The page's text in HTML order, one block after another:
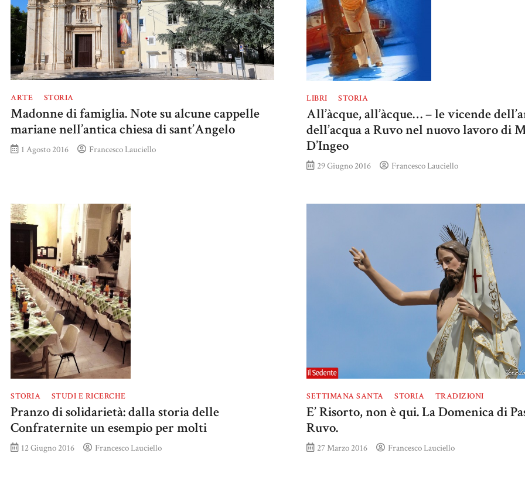
ARTE STORIA
Madonne di famiglia. Note su alcune cappelle
mariane nell’antica chiesa di sant’Angelo
1 Agosto 2016 Francesco Lauciello
LIBRI STORIA
All’àcque, all’àcque… – le vicende
dell’acqua a Ruvo nel nuovo lavoro di
D’Ingeo
29 Giugno 2016 Francesco Lauciello
STORIA STUDI E RICERCHE
Pranzo di solidarietà: dalla storia delle
Confraternite un esempio per molti
12 Giugno 2016 Francesco Lauciello
SETTIMANA SANTA STORIA TRADIZIONI
E’ Risorto, non è qui. La Domenica di
Ruvo.
27 Marzo 2016 Francesco Lauciello